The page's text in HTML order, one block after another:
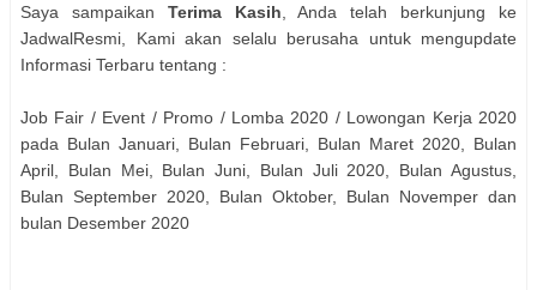
Saya sampaikan Terima Kasih , Anda telah berkunjung ke
JadwalResmi, Kami akan selalu berusaha untuk mengupdate
Informasi Terbaru tentang :
Job Fair / Event / Promo / Lomba 2020 / Lowongan Kerja 2020
pada Bulan Januari, Bulan Februari, Bulan Maret 2020, Bulan
April, Bulan Mei, Bulan Juni, Bulan Juli 2020, Bulan Agustus,
Bulan September 2020, Bulan Oktober, Bulan Novemper dan
bulan Desember 2020